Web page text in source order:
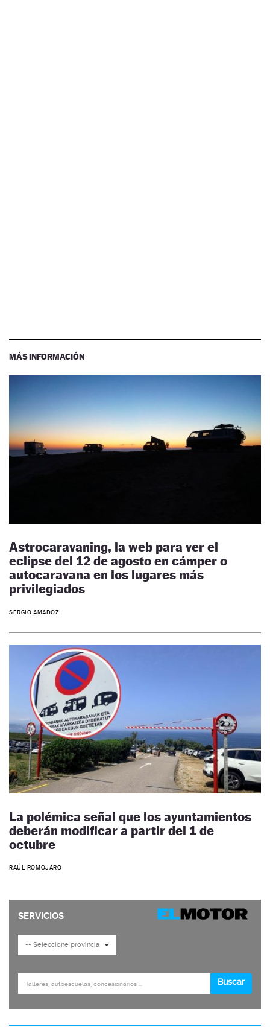
MÁS INFORMACIÓN
Astrocaravaning, la web para ver el
eclipse del 12 de agosto en cámper o
autocaravana en los lugares más
privilegiados
SERGIO AMADOZ
La polémica señal que los ayuntamientos
deberán modificar a partir del 1 de
octubre
RAÚL ROMOJARO